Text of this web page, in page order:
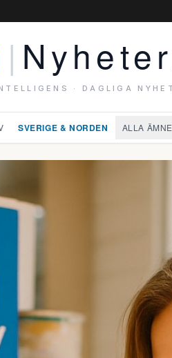
|
· DAGLIGA
SVERIGE & NORDEN ALLA